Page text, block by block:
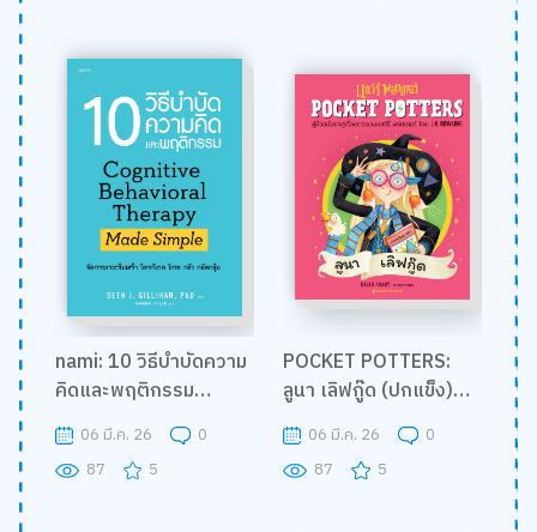
nami: 10 วิธีบำบัดความ
คิดและพฤติกรรม
(Revise)
06 มี.ค. 26
0
87
5
POCKET POTTERS:
ลูนา เลิฟกู๊ด (ปกแข็ง)
(NEW)06 มี.ค. 26
0
87
5